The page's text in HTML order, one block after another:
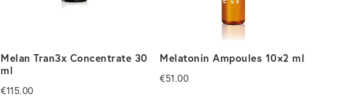
Melan Tran3x Concentrate 30
ml
€115.00
Melatonin Ampoules 10×2 ml
€51.00